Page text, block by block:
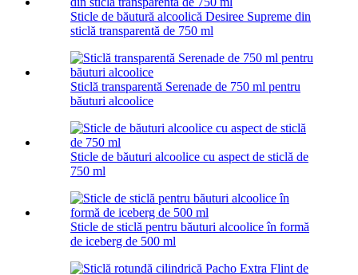
Sticle de băutură alcoolică Desiree Supreme din
sticlă transparentă de 750 ml
Sticlă transparentă Serenade de 750 ml pentru
băuturi alcoolice
Sticle de băuturi alcoolice cu aspect de sticlă de
750 ml
Sticle de sticlă pentru băuturi alcoolice în formă
de iceberg de 500 ml